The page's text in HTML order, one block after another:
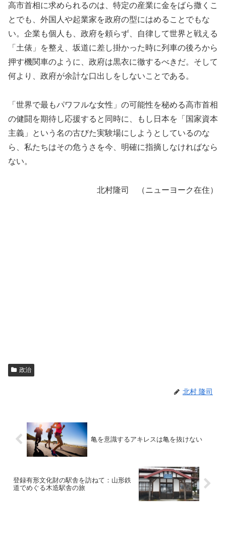
高市首相に求められるのは、特定の産業に金をばら撒くこ
とでも、外国人や起業家を政府の型にはめることでもな
い。企業も個人も、政府を頼らず、自律して世界と戦える
「土俵」を整え、坂道に差し掛かった時に列車の後ろから
押す機関車のように、政府は黒衣に徹するべきだ。そして
何より、政府が余計な口出しをしないことである。
「世界で最もパワフルな女性」の可能性を秘める高市首相
の健闘を期待し応援すると同時に、もし日本を「国家資本
主義」という名の古びた実験場にしようとしているのな
ら、私たちはその危うさを今、明確に指摘しなければなら
ない。
北村隆司 （ニューヨーク在住）
政治
北村 隆司
亀を意識するアキレスは亀を抜けない
登録有形文化財の駅舎を訪ねて：山形鉄
道でめぐる木造駅舎の旅